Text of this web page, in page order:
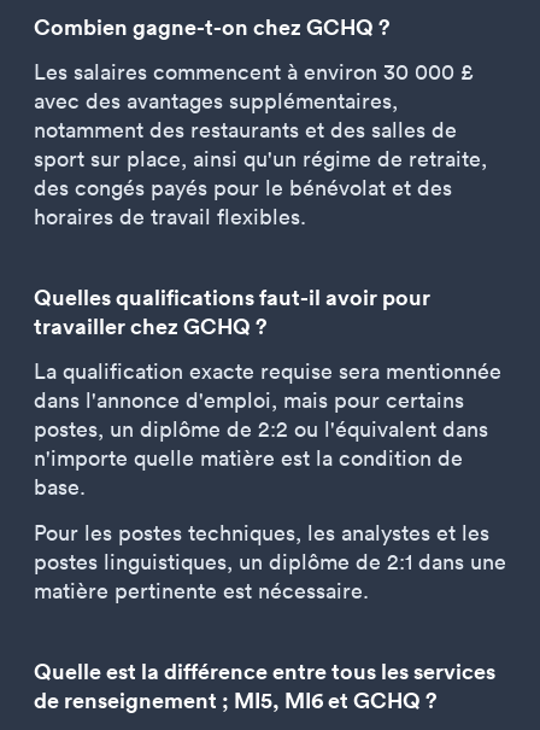
Combien gagne-t-on chez GCHQ ?
Les salaires commencent à environ 30 000 £
avec des avantages supplémentaires,
notamment des restaurants et des salles de
sport sur place, ainsi qu'un régime de retraite,
des congés payés pour le bénévolat et des
horaires de travail flexibles.
Quelles qualifications faut-il avoir pour
travailler chez GCHQ ?
La qualification exacte requise sera mentionnée
dans l'annonce d'emploi, mais pour certains
postes, un diplôme de 2:2 ou l'équivalent dans
n'importe quelle matière est la condition de
base.
Pour les postes techniques, les analystes et les
postes linguistiques, un diplôme de 2:1 dans une
matière pertinente est nécessaire.
Quelle est la différence entre tous les services
de renseignement ; MI5, MI6 et GCHQ ?